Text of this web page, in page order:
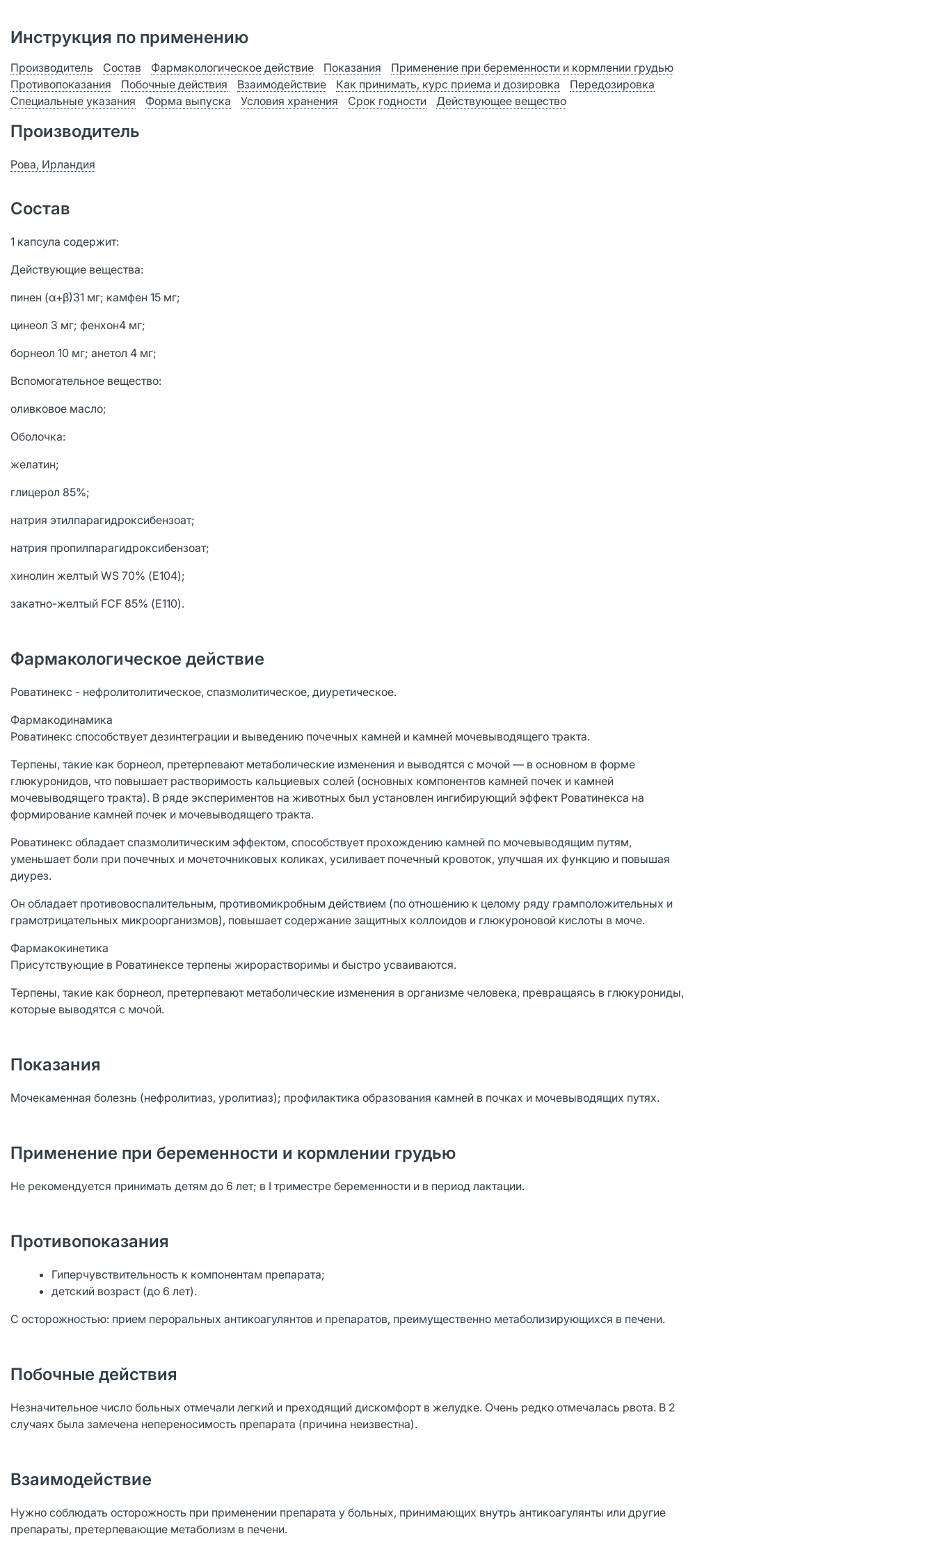
Инструкция по применению
Производитель Состав Фармакологическое действие Показания
Применение при беременности и кормлении грудью
Противопоказания
Побочные действия Взаимодействие Как принимать, курс приема и дозировка
Передозировка
Специальные указания
Форма выпуска Условия хранения Срок годности Действующее вещество
Производитель
Рова, Ирландия
Состав
1 капсула содержит:
Действующие вещества:
пинен (α+β)31 мг; камфен 15 мг;
цинеол 3 мг; фенхон4 мг;
борнеол 10 мг; анетол 4 мг;
Вспомогательное вещество:
оливковое масло;
Оболочка:
желатин;
глицерол 85%;
натрия этилпарагидроксибензоат;
натрия пропилпарагидроксибензоат;
хинолин желтый WS 70% (Е104);
закатно-желтый FCF 85% (Е110).
Фармакологическое действие
Роватинекс - нефролитолитическое, спазмолитическое, диуретическое.
Фармакодинамика
Роватинекс способствует дезинтеграции и выведению почечных камней и камней мочевыводящего тракта.
Терпены, такие как борнеол, претерпевают метаболические изменения и выводятся с мочой — в основном в форме
глюкуронидов, что повышает растворимость кальциевых солей (основных компонентов камней почек и камней
мочевыводящего тракта). В ряде экспериментов на животных был установлен ингибирующий эффект Роватинекса на
формирование камней почек и мочевыводящего тракта.
Роватинекс обладает спазмолитическим эффектом, способствует прохождению камней по мочевыводящим путям,
уменьшает боли при почечных и мочеточниковых коликах, усиливает почечный кровоток, улучшая их функцию и повышая
диурез.
Он обладает противовоспалительным, противомикробным действием (по отношению к целому ряду грамположительных и
грамотрицательных микроорганизмов), повышает содержание защитных коллоидов и глюкуроновой кислоты в моче.
Фармакокинетика
Присутствующие в Роватинексе терпены жирорастворимы и быстро усваиваются.
Терпены, такие как борнеол, претерпевают метаболические изменения в организме человека, превращаясь в глюкурониды,
которые выводятся с мочой.
Показания
Мочекаменная болезнь (нефролитиаз, уролитиаз); профилактика образования камней в почках и мочевыводящих путях.
Применение при беременности и кормлении грудью
Не рекомендуется принимать детям до 6 лет; в I триместре беременности и в период лактации.
Противопоказания
Гиперчувствительность к компонентам препарата;
детский возраст (до 6 лет).
С осторожностью: прием пероральных антикоагулянтов и препаратов, преимущественно метаболизирующихся в печени.
Побочные действия
Незначительное число больных отмечали легкий и преходящий дискомфорт в желудке. Очень редко отмечалась рвота. В 2
случаях была замечена непереносимость препарата (причина неизвестна).
Взаимодействие
Нужно соблюдать осторожность при применении препарата у больных, принимающих внутрь антикоагулянты или другие
препараты, претерпевающие метаболизм в печени.